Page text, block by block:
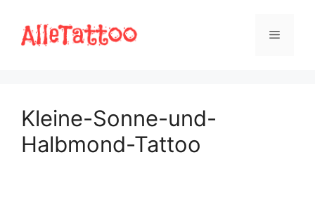
Inhalt
springen
Menü
Kleine-Sonne-und-
Halbmond-Tattoo